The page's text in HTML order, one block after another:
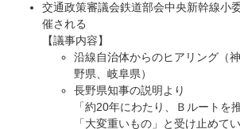
交通政策審議会鉄道部会中央新幹線小
催される
​【議事内容】
沿線自治体からのヒアリング（
野県、岐阜県）
長野県知事の説明より
「約20年にわたり、Ｂルートを
「大変重いもの」と受け止めてい